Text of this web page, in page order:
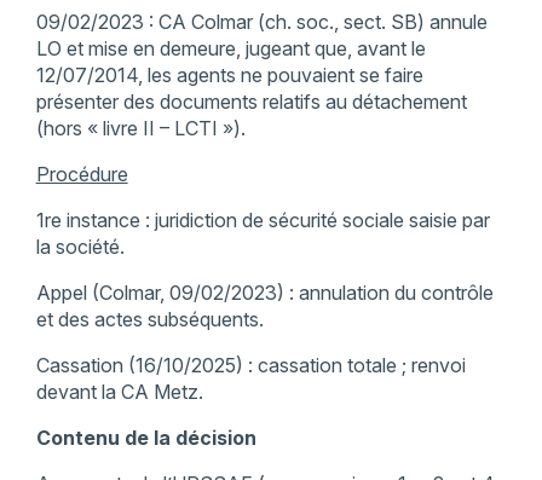
09/02/2023 : CA Colmar (ch. soc., sect. SB) annule
LO et mise en demeure, jugeant que, avant le
12/07/2014, les agents ne pouvaient se faire
présenter des documents relatifs au détachement
(hors « livre II – LCTI »).
Procédure
1re instance : juridiction de sécurité sociale saisie par
la société.
Appel (Colmar, 09/02/2023) : annulation du contrôle
et des actes subséquents.
Cassation (16/10/2025) : cassation totale ; renvoi
devant la CA Metz.
Contenu de la décision